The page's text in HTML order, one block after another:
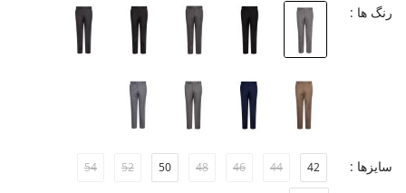
رنگ ها :
سایزها : 42
44
46
48
50
52
54